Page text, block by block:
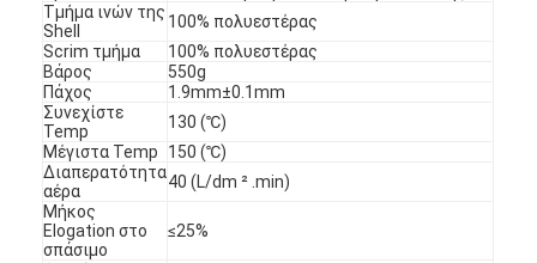
Τμήμα ινών της
Shell
100% πολυεστέρας
Scrim τμήμα
100% πολυεστέρας
Βάρος
550g
Πάχος
1.9mm±0.1mm
Συνεχίστε
Temp
130 (℃)
Μέγιστα Temp
150 (℃)
Διαπερατότητα
αέρα
40 (L/dm ² .min)
Μήκος
Elogation στο
σπάσιμο
≤25%